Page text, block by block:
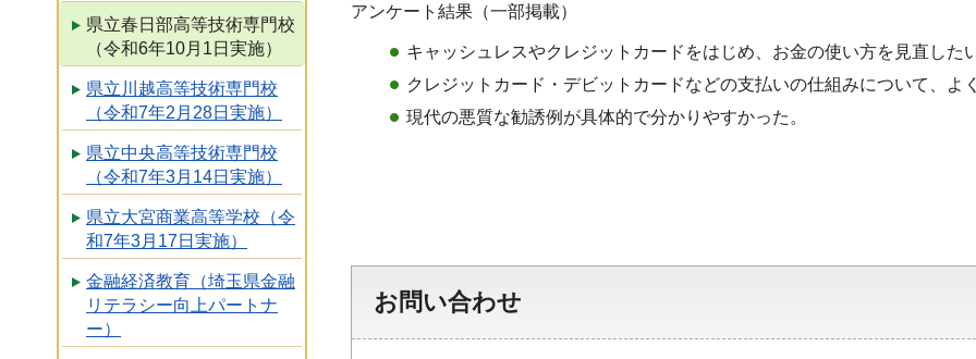
県立春日部高等技術専門校
（令和6年10月1日実施）
県立川越高等技術専門校
（令和7年2月28日実施）
県立中央高等技術専門校
（令和7年3月14日実施）
県立大宮商業高等学校（令
和7年3月17日実施）
金融経済教育（埼玉県金融
リテラシー向上パートナ
ー）
アンケート結果（一部掲載）
キャッシュレスやクレジットカードをはじめ、お金の使い方を見直した
クレジットカード・デビットカードなどの支払いの仕組みについて、よ
現代の悪質な勧誘例が具体的で分かりやすかった。
お問い合わせ